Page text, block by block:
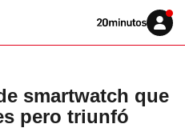
Volver
Iniciar
sesión
smartwatch que
pero triunfó